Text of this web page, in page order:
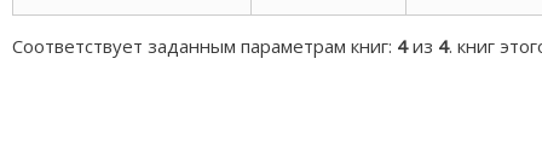
Соответствует заданным параметрам книг: 4из 4. книг